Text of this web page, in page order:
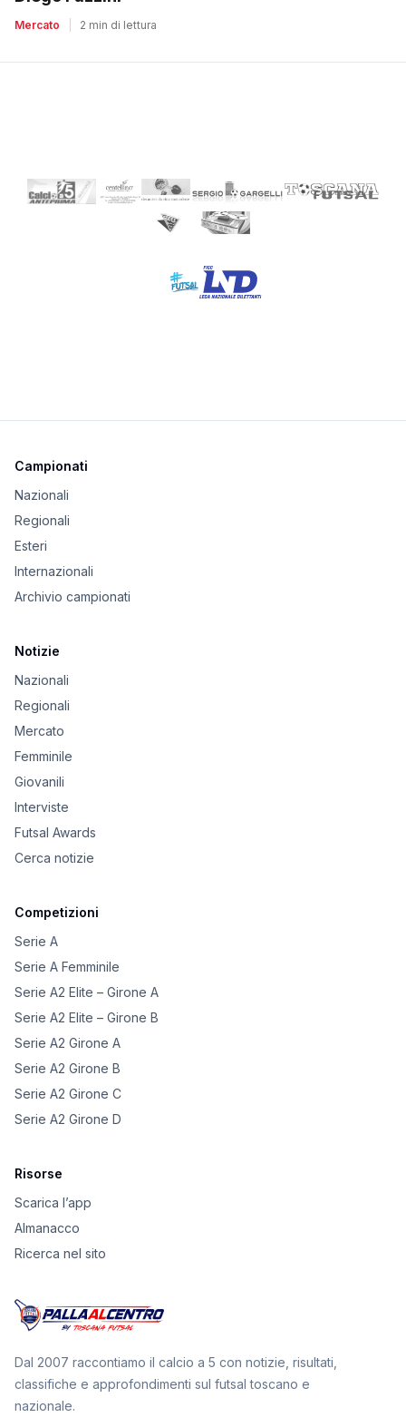
Mercato 2 min di lettura
Campionati
Nazionali
Regionali
Esteri
Internazionali
Archivio campionati
Notizie
Nazionali
Regionali
Mercato
Femminile
Giovanili
Interviste
Futsal Awards
Cerca notizie
Competizioni
Serie A
Serie A Femminile
Serie A2 Elite – Girone A
Serie A2 Elite – Girone B
Serie A2 Girone A
Serie A2 Girone B
Serie A2 Girone C
Serie A2 Girone D
Risorse
Scarica l’app
Almanacco
Ricerca nel sito
Dal 2007 raccontiamo il calcio a 5 con notizie, risultati,
classifiche e approfondimenti sul futsal toscano e
nazionale.